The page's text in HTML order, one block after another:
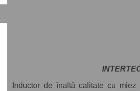
Inductor de înaltă calitate cu